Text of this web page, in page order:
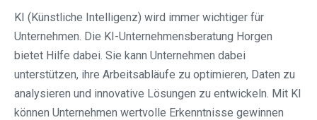
KI (Künstliche Intelligenz) wird immer wichtiger für
Unternehmen. Die KI-Unternehmensberatung Horgen
bietet Hilfe dabei. Sie kann Unternehmen dabei
unterstützen, ihre Arbeitsabläufe zu optimieren, Daten zu
analysieren und innovative Lösungen zu entwickeln. Mit KI
können Unternehmen wertvolle Erkenntnisse gewinnen